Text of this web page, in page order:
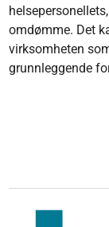
omdømme. Det
virksomheten
grunnleggende